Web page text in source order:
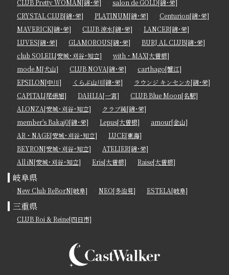
CLUB Pretty WOMAN[錦･栄]
salon de GOLD[錦･栄]
CRYSTAL CLUB[錦･栄]
PLATINUM[錦･栄]
Centurion[錦･栄]
MAVERICK[錦･栄]
CLUB 涼水[錦･栄]
LANCER[錦･栄]
LUVES[錦･栄]
GLAMOROUS[錦･栄]
BURJ AL CLUB[錦･栄]
club SOLEIL[安城･刈谷･知立]
with・MAX[大曽根]
mode.M[犬山]
CLUB NOVA[錦･栄]
carthago[蟹江]
EPSILON[中川]
くらぶ山川[錦･栄]
ラウンジ キンセンカ[錦･栄]
CAPITAL[尾張旭]
DAHLIA[一宮]
CLUB Blue Moon[名駅]
ALONZA[安城･刈谷･知立]
クラブ純[錦･栄]
member's Bakaj0[錦･栄]
Lepus[大曽根]
amour[金山]
AR・NAGE[安城･刈谷･知立]
LUCE[東海]
BEYRON[安城･刈谷･知立]
ATELIER[錦･栄]
All iN[安城･刈谷･知立]
Eris[大曽根] Raise[大曽根]
岐阜県
New Club ReBorN[岐阜] NEO[多治見] ESTELA[岐阜]
三重県
CLUB Roi & Reine[四日市]